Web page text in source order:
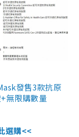
發售3款抗原
無限購數量
選購<<